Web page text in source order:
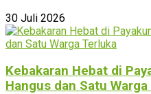
30 Juli 2026
Kebakaran Hebat di
Hangus dan Satu